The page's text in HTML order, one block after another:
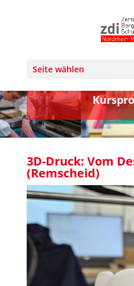
Seite wählen
3D-Druck: Vom
(Remscheid)